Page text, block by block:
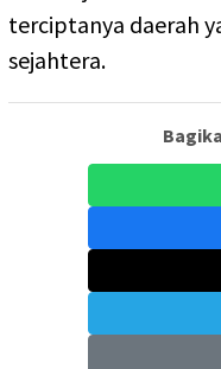
terciptanya daerah
sejahtera.